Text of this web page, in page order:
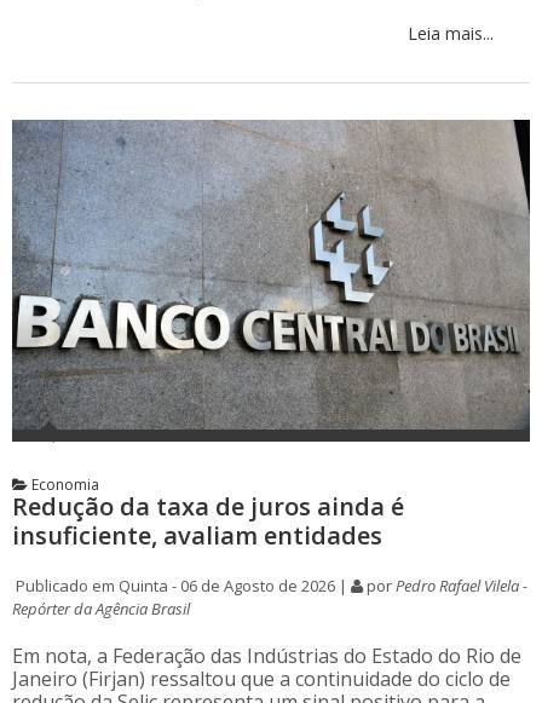
Leia mais...
Economia
Redução da taxa de juros ainda é
insuficiente, avaliam entidades
Publicado em Quinta - 06 de Agosto de 2026 | porPedro Rafael Vilela -
Repórter da Agência Brasil
Em nota, a Federação das Indústrias do Estado do Rio de
Janeiro (Firjan) ressaltou que a continuidade do ciclo de